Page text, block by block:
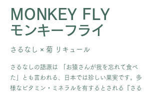
MONKEY FLY
​モンキーフライ
さるなし​ × 菊 リキュール
さるなしの語源は 「お猿さんが我を忘れて食べ
た」とも言われる、日本では珍しい果実です。多
様なビタミン・ミネラルを有するとされる『さる